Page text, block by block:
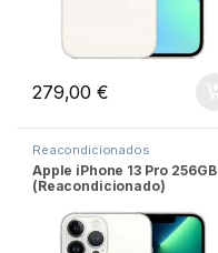
279,00€
Reacondicionados
Apple iPhone 13 Pro 256GB
(Reacondicionado)